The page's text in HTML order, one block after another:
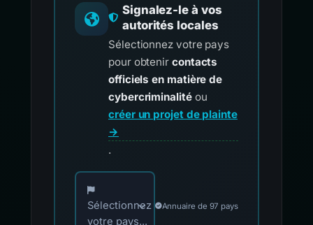
Signalez-le à vos
autorités locales
Sélectionnez votre pays
pour obtenir contacts
officiels en matière de
cybercriminalitéou
créer un projet de plainte
→
.
Choisissez votre pays pour les contacts
Sélectionnez
votre pays...
Annuaire de 97 pays